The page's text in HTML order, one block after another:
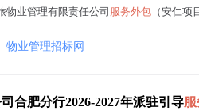
物业管理有限责任公司 服务外包 （安仁
物业管理招标网
合肥分行2026-2027年派驻引导